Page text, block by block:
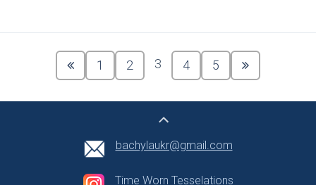
1 2 3 4 5
bachylaukr@gmail.com
Time Worn Tesselations